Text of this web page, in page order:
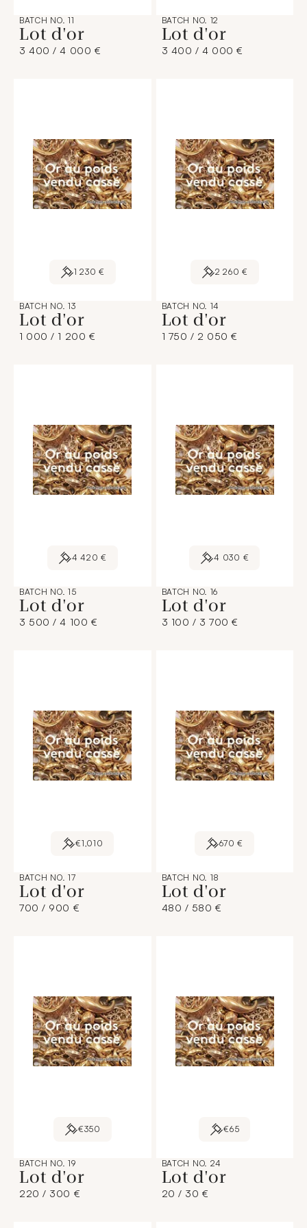
BATCH NO. 11
Lot d'or
3 400 / 4 000 €
BATCH NO. 12
Lot d'or
3 400 / 4 000 €
1 230 €
BATCH NO. 13
Lot d'or
1 000 / 1 200 €
2 260 €
BATCH NO. 14
Lot d'or
1 750 / 2 050 €
4 420 €
BATCH NO. 15
Lot d'or
3 500 / 4 100 €
4 030 €
BATCH NO. 16
Lot d'or
3 100 / 3 700 €
€1,010
BATCH NO. 17
Lot d'or
700 / 900 €
670 €
BATCH NO. 18
Lot d'or
480 / 580 €
€350
BATCH NO. 19
Lot d'or
220 / 300 €
€65
BATCH NO. 24
Lot d'or
20 / 30 €